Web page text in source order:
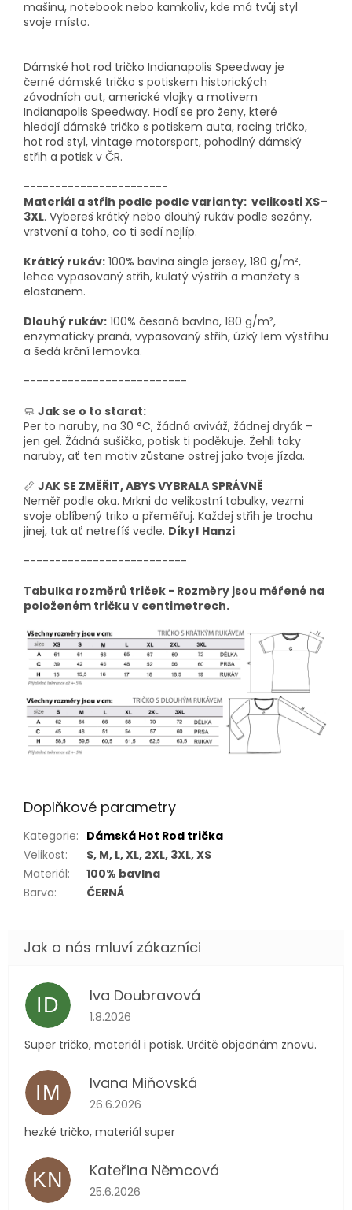
mašinu, notebook nebo kamkoliv, kde má tvůj styl
svoje místo.
Dámské hot rod tričko Indianapolis Speedway je
černé dámské tričko s potiskem historických
závodních aut, americké vlajky a motivem
Indianapolis Speedway. Hodí se pro ženy, které
hledají dámské tričko s potiskem auta, racing tričko,
hot rod styl, vintage motorsport, pohodlný dámský
střih a potisk v ČR.
-----------------------
Materiál a střih podle podle varianty: velikosti XS–
3XL. Vybereš krátký nebo dlouhý rukáv podle sezóny,
vrstvení a toho, co ti sedí nejlíp.
Krátký rukáv: 100% bavlna single jersey, 180 g/m²,
lehce vypasovaný střih, kulatý výstřih a manžety s
elastanem.
Dlouhý rukáv: 100% česaná bavlna, 180 g/m²,
enzymaticky praná, vypasovaný střih, úzký lem výstřihu
a šedá krční lemovka.
--------------------------
🧼 Jak se o to starat:
Per to naruby, na 30 °C, žádná aviváž, žádnej dryák –
jen gel. Žádná sušička, potisk ti poděkuje. Žehli taky
naruby, ať ten motiv zůstane ostrej jako tvoje jízda.
📏 JAK SE ZMĚŘIT, ABYS VYBRALA SPRÁVNĚ
Neměř podle oka. Mrkni do velikostní tabulky, vezmi
svoje oblíbený triko a přeměřuj. Každej střih je trochu
jinej, tak ať netrefíš vedle. Díky! Hanzi
--------------------------
Tabulka rozměrů triček - Rozměry jsou měřené na
položeném tričku v centimetrech.
Doplňkové parametry
Kategorie: Dámská Hot Rod trička
Velikost:
S, M, L, XL, 2XL, 3XL, XS
Materiál:
100% bavlna
Barva: ČERNÁ
ID Iva Doubravová
Hodnocení obchodu je 5 z 5 hvězdiček.
1.8.2026
Super tričko, materiál i potisk. Určitě objednám znovu.
IM Ivana Miňovská
Hodnocení obchodu je 5 z 5 hvězdiček.
26.6.2026
hezké tričko, materiál super
KN Kateřina Němcová
Hodnocení obchodu je 5 z 5 hvězdiček.
25.6.2026